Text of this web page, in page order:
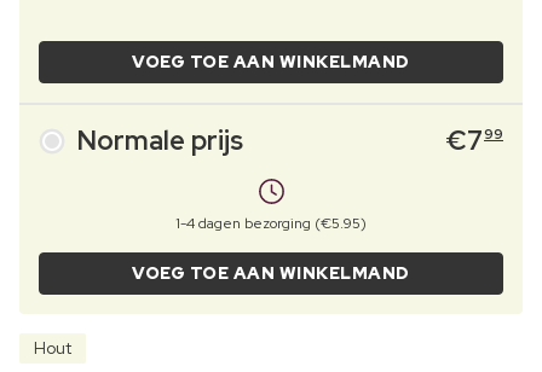
VOEG TOE AAN WINKELMAND
Normale prijs €799
1-4 dagen bezorging (€5.95)
VOEG TOE AAN WINKELMAND
Hout